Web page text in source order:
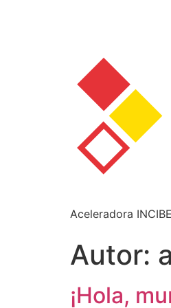
Aceleradora
Autor:
¡Hola,